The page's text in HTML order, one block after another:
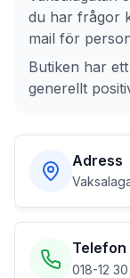
du har frågor
mail för
Butiken har
generellt
Adress
Telefon
018-12